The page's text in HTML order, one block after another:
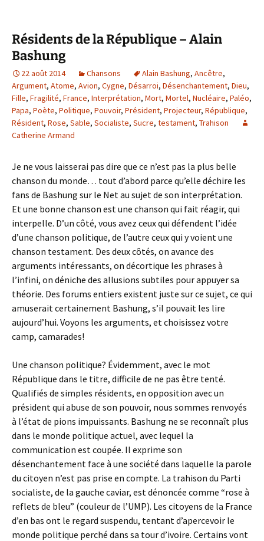
Résidents de la République – Alain
Bashung
22 août 2014 Chansons Alain Bashung, Ancêtre,
Argument, Atome, Avion, Cygne, Désarroi, Désenchantement, Dieu,
Fille, Fragilité, France, Interprétation, Mort, Mortel, Nucléaire, Paléo,
Papa, Poète, Politique, Pouvoir, Président, Projecteur, République,
Résident, Rose, Sable, Socialiste, Sucre, testament, Trahison
Catherine Armand
Je ne vous laisserai pas dire que ce n’est pas la plus belle
chanson du monde… tout d’abord parce qu’elle déchire les
fans de Bashung sur le Net au sujet de son interprétation.
Et une bonne chanson est une chanson qui fait réagir, qui
interpelle. D’un côté, vous avez ceux qui défendent l’idée
d’une chanson politique, de l’autre ceux qui y voient une
chanson testament. Des deux côtés, on avance des
arguments intéressants, on décortique les phrases à
l’infini, on déniche des allusions subtiles pour appuyer sa
théorie. Des forums entiers existent juste sur ce sujet, ce qui
amuserait certainement Bashung, s’il pouvait les lire
aujourd’hui. Voyons les arguments, et choisissez votre
camp, camarades!
Une chanson politique? Évidemment, avec le mot
République dans le titre, difficile de ne pas être tenté.
Qualifiés de simples résidents, en opposition avec un
président qui abuse de son pouvoir, nous sommes renvoyés
à l’état de pions impuissants. Bashung ne se reconnaît plus
dans le monde politique actuel, avec lequel la
communication est coupée. Il exprime son
désenchantement face à une société dans laquelle la parole
du citoyen n’est pas prise en compte. La trahison du Parti
socialiste, de la gauche caviar, est dénoncée comme “rose à
reflets de bleu” (couleur de l’UMP). Les citoyens de la France
d’en bas ont le regard suspendu, tentant d’apercevoir le
monde politique perché dans sa tour d’ivoire. Certains vont